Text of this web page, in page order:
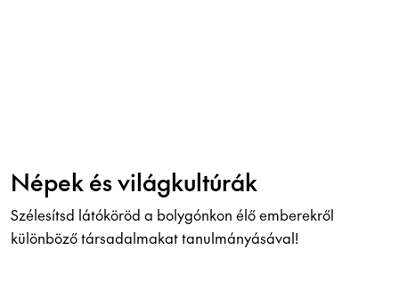
Népek és világkultúrák
Szélesítsd látóköröd a bolygónkon élő emberekről
különböző társadalmakat tanulmányásával!